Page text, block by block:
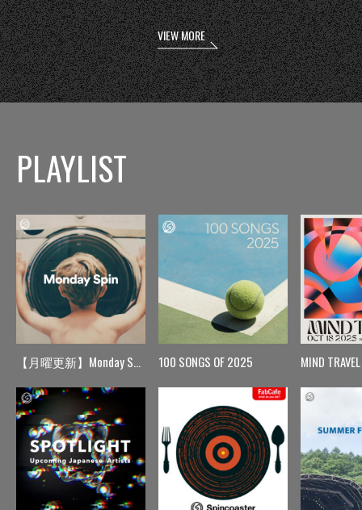
VIEW MORE
PLAYLIST
【月曜更新】Monday Spin 100 SONGS OF 2025 MIND TRAVEL